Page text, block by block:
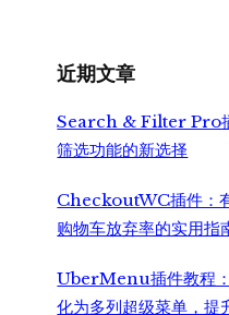
近期文章
Search & Filter Pro
筛选功能的新选择
CheckoutWC插件：
购物车放弃率的实用指
UberMenu插件教程
化为多列超级菜单，提